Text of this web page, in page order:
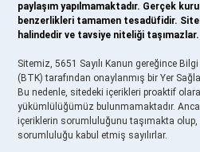
paylaşım yapılmamaktadır. Gerçek
benzerlikleri tamamen tesadüfidir.
halindedir ve tavsiye niteliği taşımazlar.
Sitemiz, 5651 Sayılı Kanun gereğince
(BTK) tarafından onaylanmış bir Yer
Bu nedenle, sitedeki içerikleri proaktif
yükümlülüğümüz bulunmamaktadır.
içeriklerin sorumluluğunu taşımakta olup,
sorumluluğu kabul etmiş sayılırlar.